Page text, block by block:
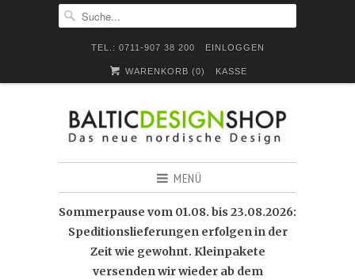
TEL.: 0711-907 38 200 EINLOGGEN
WARENKORB (0) KASSE
MENÜ
Sommerpause vom 01.08. bis 23.08.2026:
Speditionslieferungen erfolgen in der
Zeit wie gewohnt. Kleinpakete
versenden wir wieder ab dem